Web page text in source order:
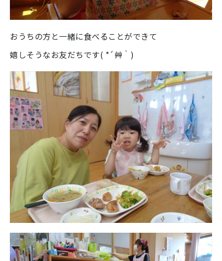
おうちの方と一緒に食べることができて
嬉しそうなお友だちです( *´艸｀)